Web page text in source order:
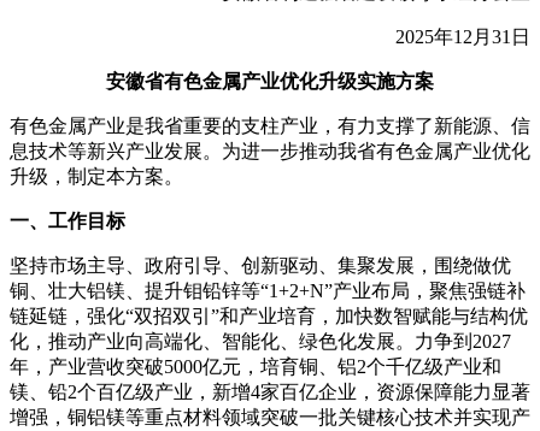
2025年12月31日
安徽省有色金属产业优化升级实施方案
有色金属产业是我省重要的支柱产业，有力支撑了新能源、信
息技术等新兴产业发展。为进一步推动我省有色金属产业优化
升级，制定本方案。
一、工作目标
坚持市场主导、政府引导、创新驱动、集聚发展，围绕做优
铜、壮大铝镁、提升钼铅锌等“1+2+N”产业布局，聚焦强链补
链延链，强化“双招双引”和产业培育，加快数智赋能与结构优
化，推动产业向高端化、智能化、绿色化发展。力争到2027
年，产业营收突破5000亿元，培育铜、铝2个千亿级产业和
镁、铅2个百亿级产业，新增4家百亿企业，资源保障能力显著
增强，铜铝镁等重点材料领域突破一批关键核心技术并实现产